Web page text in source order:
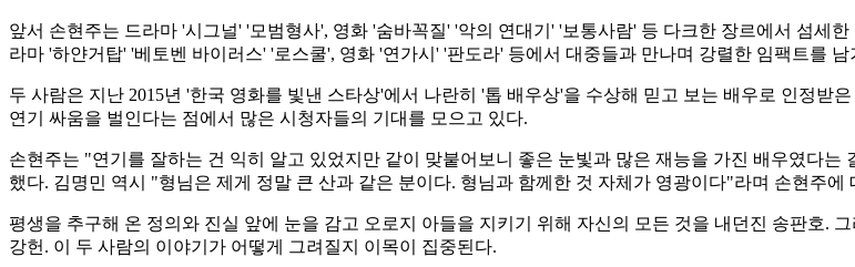
앞서 손현주는 드라마 '시그널' '모범형사', 영화 '숨바꼭질' '악의 연대기' '보통사람' 등 다크한 장르에서 섬세
라마 '하얀거탑' '베토벤 바이러스' '로스쿨', 영화 '연가시' '판도라' 등에서 대중들과 만나며 강렬한 임팩트를 남
두 사람은 지난 2015년 '한국 영화를 빛낸 스타상'에서 나란히 '톱 배우상'을 수상해 믿고 보는 배우로 인정받
연기 싸움을 벌인다는 점에서 많은 시청자들의 기대를 모으고 있다.
손현주는 "연기를 잘하는 건 익히 알고 있었지만 같이 맞붙어보니 좋은 눈빛과 많은 재능을 가진 배우였다
했다. 김명민 역시 "형님은 제게 정말 큰 산과 같은 분이다. 형님과 함께한 것 자체가 영광이다"라며 손현주
평생을 추구해 온 정의와 진실 앞에 눈을 감고 오로지 아들을 지키기 위해 자신의 모든 것을 내던진 송판호.
강헌. 이 두 사람의 이야기가 어떻게 그려질지 이목이 집중된다.